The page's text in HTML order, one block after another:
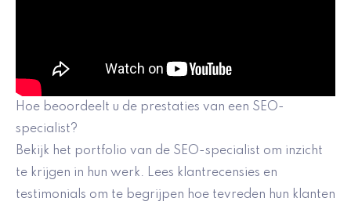
Hoe beoordeelt u de prestaties van een SEO-
specialist?
Bekijk het portfolio van de SEO-specialist om inzicht
te krijgen in hun werk. Lees klantrecensies en
testimonials om te begrijpen hoe tevreden hun klanten